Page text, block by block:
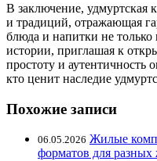
В заключение, удмуртская
и традиций, отражающая
блюда и напитки не
истории, приглашая к
простоту и аутентичность
кто ценит наследие
Похожие записи
06.05.2026 Жилые
форматов для